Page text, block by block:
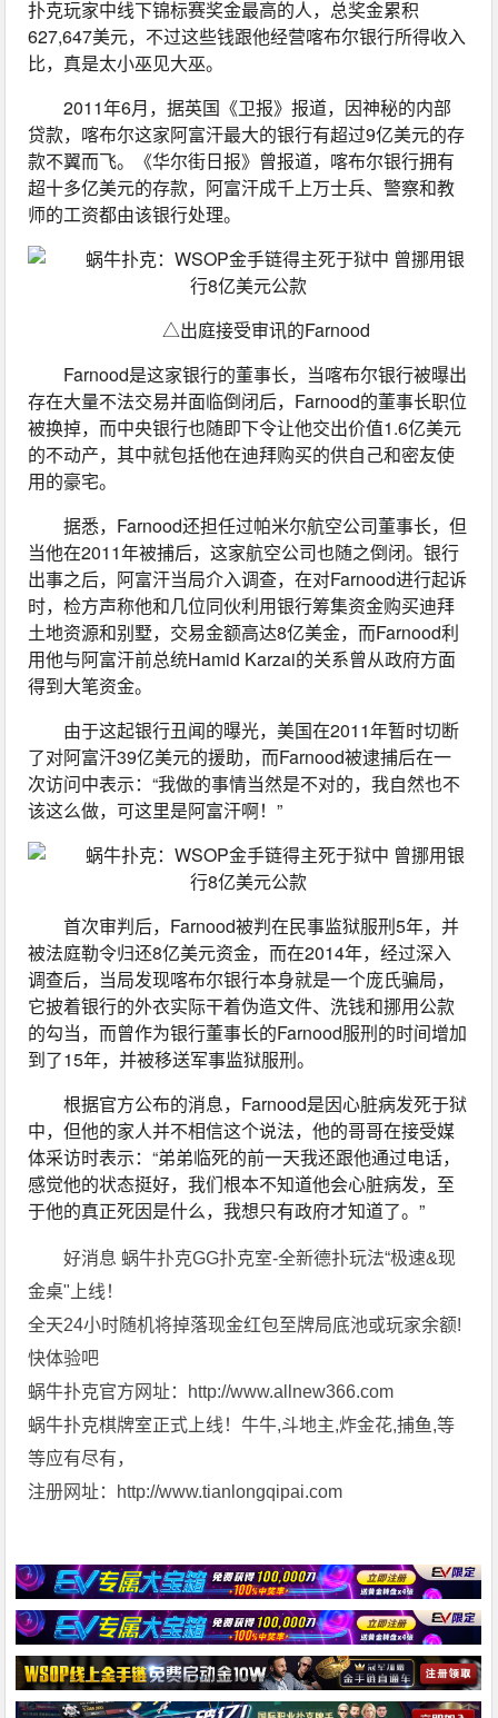
扑克玩家中线下锦标赛奖金最高的人，总奖金累积
627,647美元，不过这些钱跟他经营喀布尔银行所得收入
比，真是太小巫见大巫。
2011年6月，据英国《卫报》报道，因神秘的内部
贷款，喀布尔这家阿富汗最大的银行有超过9亿美元的存
款不翼而飞。《华尔街日报》曾报道，喀布尔银行拥有
超十多亿美元的存款，阿富汗成千上万士兵、警察和教
师的工资都由该银行处理。
△出庭接受审讯的Farnood
Farnood是这家银行的董事长，当喀布尔银行被曝出
存在大量不法交易并面临倒闭后，Farnood的董事长职位
被换掉，而中央银行也随即下令让他交出价值1.6亿美元
的不动产，其中就包括他在迪拜购买的供自己和密友使
用的豪宅。
据悉，Farnood还担任过帕米尔航空公司董事长，但
当他在2011年被捕后，这家航空公司也随之倒闭。银行
出事之后，阿富汗当局介入调查，在对Farnood进行起诉
时，检方声称他和几位同伙利用银行筹集资金购买迪拜
土地资源和别墅，交易金额高达8亿美金，而Farnood利
用他与阿富汗前总统Hamid Karzai的关系曾从政府方面
得到大笔资金。
由于这起银行丑闻的曝光，美国在2011年暂时切断
了对阿富汗39亿美元的援助，而Farnood被逮捕后在一
次访问中表示：“我做的事情当然是不对的，我自然也不
该这么做，可这里是阿富汗啊！”
首次审判后，Farnood被判在民事监狱服刑5年，并
被法庭勒令归还8亿美元资金，而在2014年，经过深入
调查后，当局发现喀布尔银行本身就是一个庞氏骗局，
它披着银行的外衣实际干着伪造文件、洗钱和挪用公款
的勾当，而曾作为银行董事长的Farnood服刑的时间增加
到了15年，并被移送军事监狱服刑。
根据官方公布的消息，Farnood是因心脏病发死于狱
中，但他的家人并不相信这个说法，他的哥哥在接受媒
体采访时表示：“弟弟临死的前一天我还跟他通过电话，
感觉他的状态挺好，我们根本不知道他会心脏病发，至
于他的真正死因是什么，我想只有政府才知道了。”
好消息 蜗牛扑克GG扑克室-全新德扑玩法“极速&现
金桌"上线！
全天24小时随机将掉落现金红包至牌局底池或玩家余额!
快体验吧
蜗牛扑克官方网址：http://www.allnew366.com
蜗牛扑克棋牌室正式上线！牛牛,斗地主,炸金花,捕鱼,等
等应有尽有，
注册网址：http://www.tianlongqipai.com